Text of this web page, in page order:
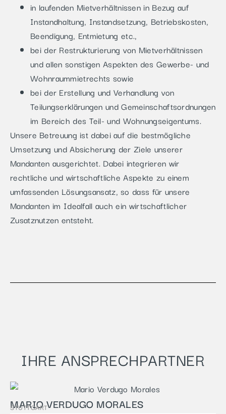
in laufenden Mietverhältnissen in Bezug auf
Instandhaltung, Instandsetzung, Betriebskosten,
Beendigung, Entmietung etc.,
bei der Restrukturierung von Mietverhältnissen
und allen sonstigen Aspekten des Gewerbe- und
Wohnraummietrechts sowie
bei der Erstellung und Verhandlung von
Teilungserklärungen und Gemeinschaftsordnungen
im Bereich des Teil- und Wohnungseigentums.
Unsere Betreuung ist dabei auf die bestmögliche
Umsetzung und Absicherung der Ziele unserer
Mandanten ausgerichtet. Dabei integrieren wir
rechtliche und wirtschaftliche Aspekte zu einem
umfassenden Lösungsansatz, so dass für unsere
Mandanten im Idealfall auch ein wirtschaftlicher
Zusatznutzen entsteht.
IHRE ANSPRECHPARTNER
MARIO VERDUGO MORALES
STUTTGART